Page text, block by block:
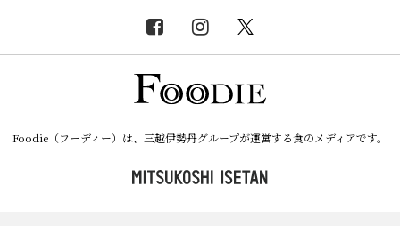
Foodie（フーディー）は、三越伊勢丹グループが運営する食のメディアです。